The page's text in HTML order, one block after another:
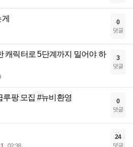
0
댓글
캐릭터로 5단계까지 밀어야 하
3
댓글
루팡 모집 #뉴비환영 0
댓글
24
댓글